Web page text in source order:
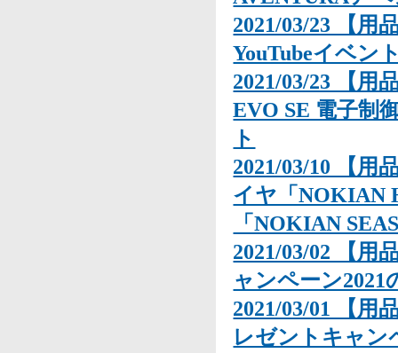
2021/03/23 【用
YouTubeイベン
2021/03/23 【用
EVO SE 電子制
ト
2021/03/10 【用
イヤ「NOKIAN
「NOKIAN
2021/03/02 【用
ャンペーン2021
2021/03/01 【
レゼントキャン